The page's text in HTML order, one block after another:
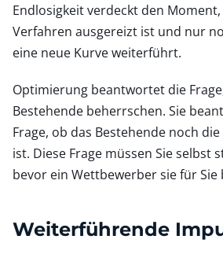
Endlosigkeit verdeckt den
Verfahren ausgereizt ist und nur
eine neue Kurve weiterführt.
Optimierung beantwortet die
Bestehende beherrschen. Sie
Frage, ob das Bestehende noch
ist. Diese Frage müssen Sie selbst
bevor ein Wettbewerber sie für
Weiterführende